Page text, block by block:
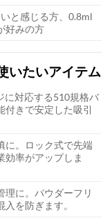
と感じる方、0.8ml
好みの方
いたいアイテム
に対応する510規格バ
付きで安定した吸引
に。ロック式で先端
効率がアップしま
理に。パウダーフリ
を防ぎます。